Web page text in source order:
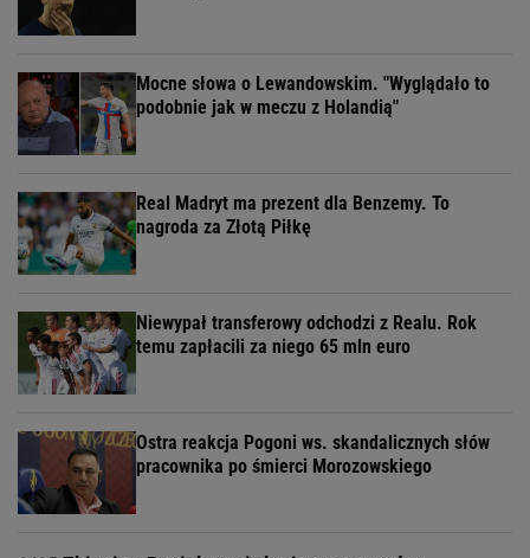
Mocne słowa o Lewandowskim. "Wyglądało to
podobnie jak w meczu z Holandią"
Real Madryt ma prezent dla Benzemy. To
nagroda za Złotą Piłkę
Niewypał transferowy odchodzi z Realu. Rok
temu zapłacili za niego 65 mln euro
Ostra reakcja Pogoni ws. skandalicznych słów
pracownika po śmierci Morozowskiego